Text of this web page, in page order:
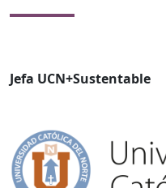
Jefa UCN+Sustentable